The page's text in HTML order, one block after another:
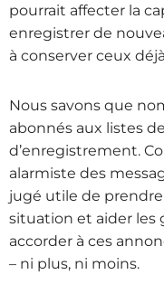
pourrait affecter la
enregistrer de
à conserver ceux
Nous savons que
abonnés aux listes
d’enregistrement.
alarmiste des
jugé utile de
situation et aider les
accorder à ces
– ni plus, ni moins.